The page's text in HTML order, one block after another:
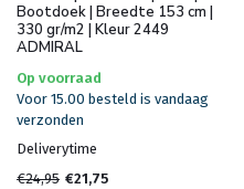
Bootdoek | Breedte 153 cm |
330 gr/m2 | Kleur 2449
ADMIRAL
Op voorraad
Voor 15.00 besteld is vandaag
verzonden
Deliverytime
€24,95 €21,75